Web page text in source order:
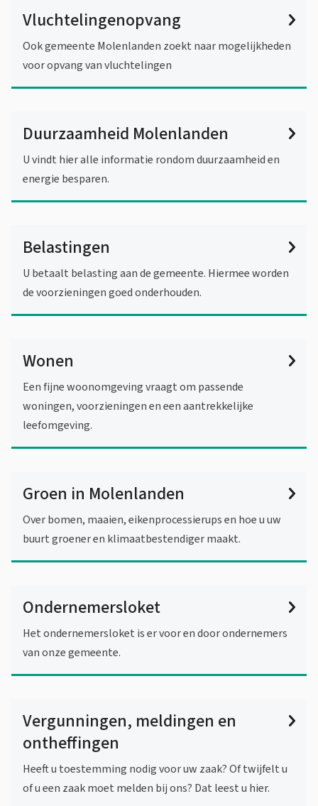
Vluchtelingenopvang
Ook gemeente Molenlanden zoekt naar mogelijkheden
voor opvang van vluchtelingen
Duurzaamheid Molenlanden
U vindt hier alle informatie rondom duurzaamheid en
energie besparen.
Belastingen
U betaalt belasting aan de gemeente. Hiermee worden
de voorzieningen goed onderhouden.
Wonen
Een fijne woonomgeving vraagt om passende
woningen, voorzieningen en een aantrekkelijke
leefomgeving.
Groen in Molenlanden
Over bomen, maaien, eikenprocessierups en hoe u uw
buurt groener en klimaatbestendiger maakt.
Ondernemersloket
Het ondernemersloket is er voor en door ondernemers
van onze gemeente.
Vergunningen, meldingen en
ontheffingen
Heeft u toestemming nodig voor uw zaak? Of twijfelt u
of u een zaak moet melden bij ons? Dat leest u hier.